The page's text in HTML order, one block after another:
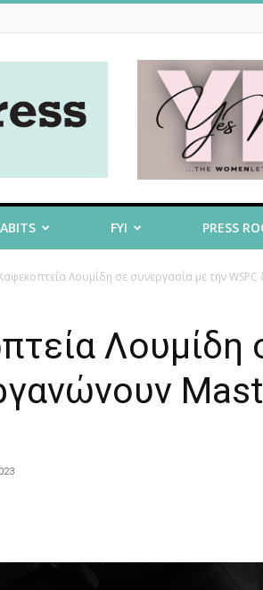
FYI PRESS
Λουμίδη σε συνεργασία με την
Λουμίδη